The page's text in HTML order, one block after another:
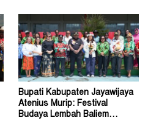
Bupati Kabupaten Jayawijaya
Atenius Murip: Festival
Budaya Lembah Baliem